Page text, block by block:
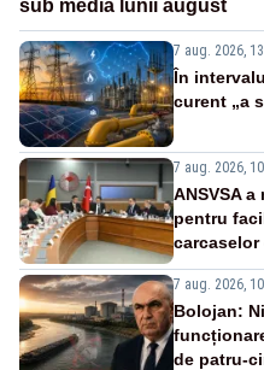
sub media lunii august
7 aug. 2026,
În
curent „a
7 aug. 2026,
ANSVSA
pentru
7 aug. 2026,
Bolojan:
de patru-